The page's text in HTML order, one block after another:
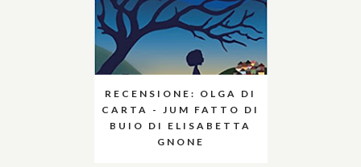
RECENSIONE: OLGA DI
CARTA - JUM FATTO DI
BUIO DI ELISABETTA
GNONE